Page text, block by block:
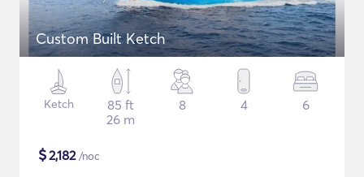
Custom Built Ketch
Ketch
85 ft
26 m
8 4 6
$2,182/noc